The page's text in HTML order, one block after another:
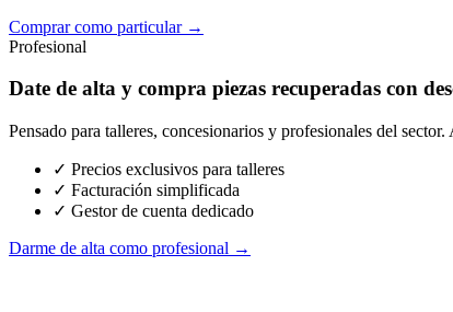
Comprar como particular →
Profesional
Date de alta y compra piezas recuperadas con
Pensado para talleres, concesionarios y profesionales del
✓ Precios exclusivos para talleres
✓ Facturación simplificada
✓ Gestor de cuenta dedicado
Darme de alta como profesional →